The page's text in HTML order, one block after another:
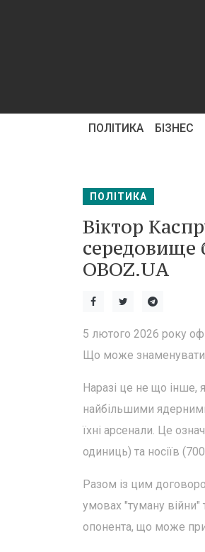
ПОЛІТИКА БІЗНЕС
ПОЛІТИКА
Віктор
середовище
OBOZ.UA
5 лютого 2026 року
Що може знаменувати
Наразі це не що інше,
найбільшими
їхні арсенали. Це
одиниць) та носіїв
Разом із цим
умовах "туману війни"
опонента, що може